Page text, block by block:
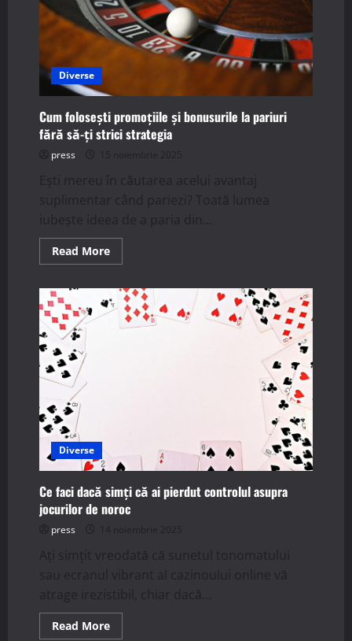
Diverse
Cum folosești promoțiile și bonusurile la pariuri
fără să-ți strici strategia
press 15 noiembrie 2025
Ești mereu în căutarea acelui avantaj
suplimentar când pariezi? Toată lumea
iubește ideea de a paria din...
Read MoreRead
more
folosești
promoțiile
și
bonusurile
Diverse
Ce faci dacă simți că ai pierdut controlul asupra
jocurilor de noroc
press 14 noiembrie 2025
Ați simțit vreodată că sunetul tonomatului
sau ecranul vibrant al cazinoului online vă
atrage irezistibil, chiar dacă...
Read MoreRead
more